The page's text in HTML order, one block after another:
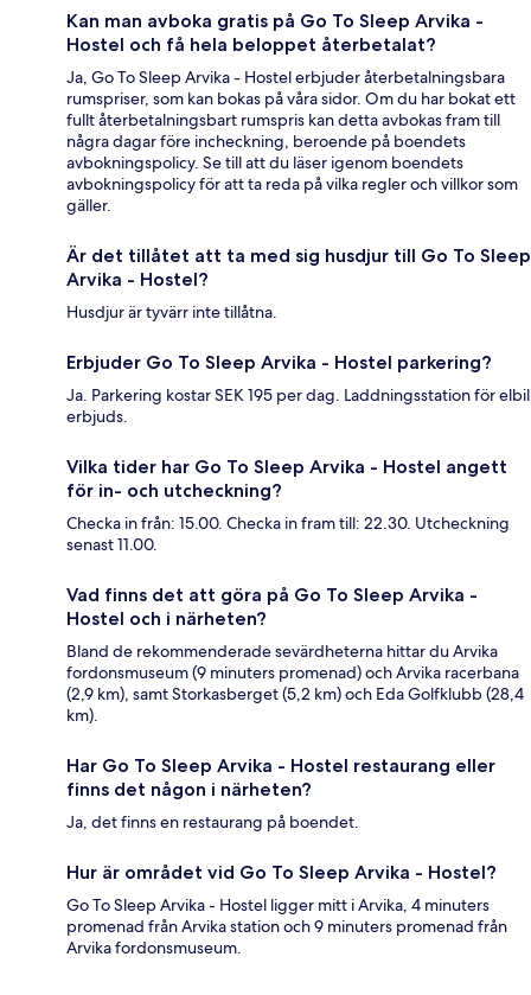
Kan man avboka gratis på Go To Sleep Arvika -
Hostel och få hela beloppet återbetalat?
Ja, Go To Sleep Arvika - Hostel erbjuder återbetalningsbara
rumspriser, som kan bokas på våra sidor. Om du har bokat ett
fullt återbetalningsbart rumspris kan detta avbokas fram till
några dagar före incheckning, beroende på boendets
avbokningspolicy. Se till att du läser igenom boendets
avbokningspolicy för att ta reda på vilka regler och villkor som
gäller.
Är det tillåtet att ta med sig husdjur till Go To Sleep
Arvika - Hostel?
Husdjur är tyvärr inte tillåtna.
Erbjuder Go To Sleep Arvika - Hostel parkering?
Ja. Parkering kostar SEK 195 per dag. Laddningsstation för elbil
erbjuds.
Vilka tider har Go To Sleep Arvika - Hostel angett
för in- och utcheckning?
Checka in från: 15.00. Checka in fram till: 22.30. Utcheckning
senast 11.00.
Vad finns det att göra på Go To Sleep Arvika -
Hostel och i närheten?
Bland de rekommenderade sevärdheterna hittar du Arvika
fordonsmuseum (9 minuters promenad) och Arvika racerbana
(2,9 km), samt Storkasberget (5,2 km) och Eda Golfklubb (28,4
km).
Har Go To Sleep Arvika - Hostel restaurang eller
finns det någon i närheten?
Ja, det finns en restaurang på boendet.
Hur är området vid Go To Sleep Arvika - Hostel?
Go To Sleep Arvika - Hostel ligger mitt i Arvika, 4 minuters
promenad från Arvika station och 9 minuters promenad från
Arvika fordonsmuseum.